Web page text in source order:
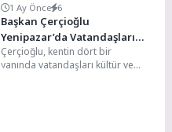
1 Ay Önce 6
Başkan Çerçioğlu
Yenipazar’da Vatandaşları
Açık Hava Sineması ile
Buluşturdu
Çerçioğlu, kentin dört bir
yanında vatandaşları kültür ve